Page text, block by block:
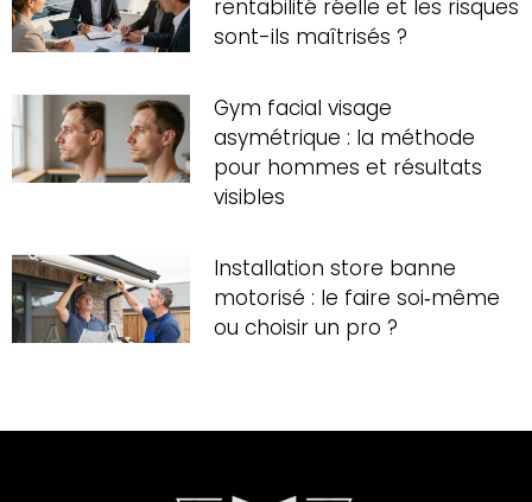
rentabilité réelle et les risques
sont-ils maîtrisés ?
Gym facial visage
asymétrique : la méthode
pour hommes et résultats
visibles
Installation store banne
motorisé : le faire soi‑même
ou choisir un pro ?